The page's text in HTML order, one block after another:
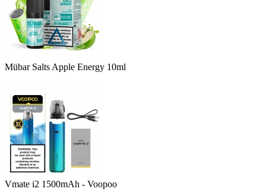
Mübar Salts Apple Energy 10ml
Vmate i2 1500mAh - Voopoo